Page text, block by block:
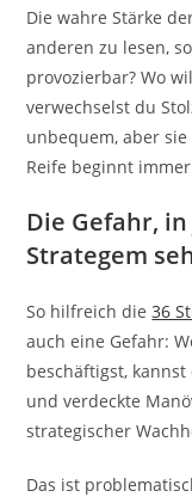
Die wahre Stärke
anderen zu lesen,
provozierbar? Wo
verwechselst du
unbequem, aber
Reife beginnt
Die Gefahr,
Strategem
So hilfreich die36
auch eine Gefahr:
beschäftigst,
und verdeckte
strategischer
Das ist